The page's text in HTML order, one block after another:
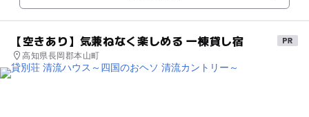
【空きあり】気兼ねなく楽しめる 一棟貸し宿
高知県長岡郡本山町